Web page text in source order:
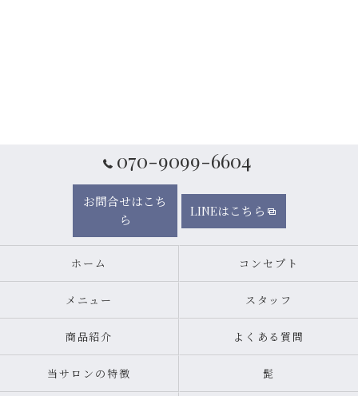
070-9099-6604
お問合せはこち
ら
LINEはこちら
ホーム コンセプト
メニュー スタッフ
商品紹介 よくある質問
当サロンの特徴 髭